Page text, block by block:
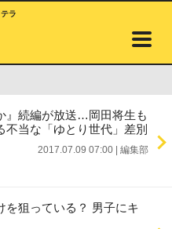
ラ
』続編が放送…岡田将生も
不当な「ゆとり世代」差別
2017.07.09 07:00 編集部
を狙っている？ 男子にキ